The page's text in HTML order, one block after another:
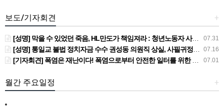
+
보도/기자회견
07.31
[성명] 막을 수 있었던 죽음, HL만도가 책임져라 : 청년노동자 사망사고의 철저한 진상규명과 재발방지 대책 마련하라
07.16
[성명] 통일교 불법 정치자금 수수 권성동 의원직 상실, 사필귀정이다
07.01
[기자회견] 폭염은 재난이다! 폭염으로부터 안전한 일터를 위한 민주노총 강원지역본부 폭염감시단 선포 기자회견
+
월간 주요일정